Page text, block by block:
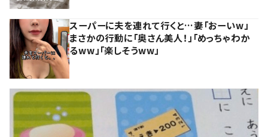
スーパーに夫を連れて行くと…妻「おーいw」
まさかの行動に「奥さん美人！」「めっちゃわか
るww」「楽しそうww」